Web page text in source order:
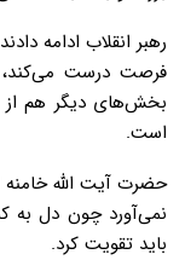
رهبر انقلاب ادامه
فرصت درست
بخش‌های دیگر هم از
است.
حضرت آیت الله خامنه
نمی‌آورد چون دل به
باید تقویت کرد.